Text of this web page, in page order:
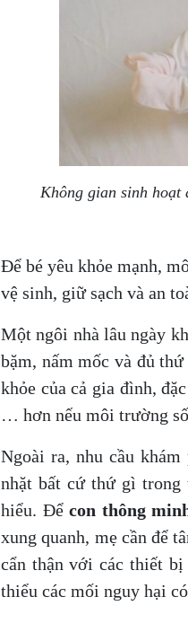
Không gian sinh hoạt
Để bé yêu khỏe mạnh,
vệ sinh, giữ sạch và an
Một ngôi nhà lâu ngày
bặm, nấm mốc và đủ
khỏe của cả gia đình,
… hơn nếu môi trường
Ngoài ra, nhu cầu
nhặt bất cứ thứ gì trong
hiểu. Đểcon thông
xung quanh, mẹ cần để
cẩn thận với các thiết
thiểu các mối nguy hại